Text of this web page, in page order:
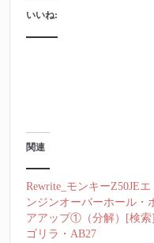
いいね:
関連
Rewrite_モンキーZ50JEエ
ンジンオーバーホール・
アアップ①（分解）[検索]
ゴリラ・AB27